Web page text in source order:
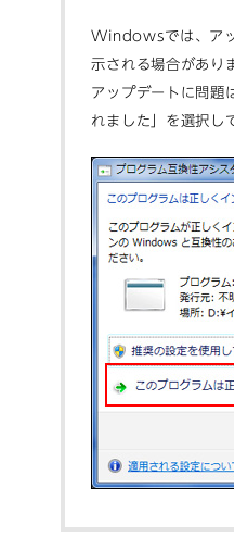
Windowsでは、ア
示される場合があり
アップデートに問題
れました」を選択し